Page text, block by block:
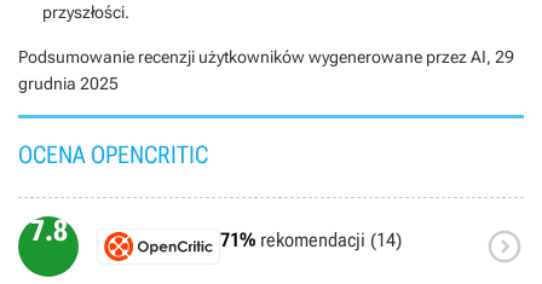
przyszłości.
Podsumowanie recenzji użytkowników wygenerowane przez AI, 29
grudnia 2025
OCENA OPENCRITIC
7.8 71% rekomendacji (14) 